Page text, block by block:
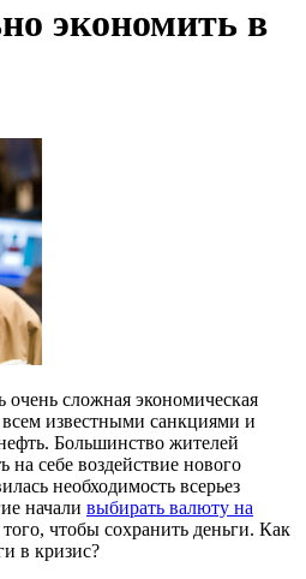
экономить в
сложная экономическая
всем известными санкциями и
Большинство жителей
себе воздействие нового
необходимость всерьез
начали выбирать валюту на
того, чтобы сохранить деньги. Как
в кризис?